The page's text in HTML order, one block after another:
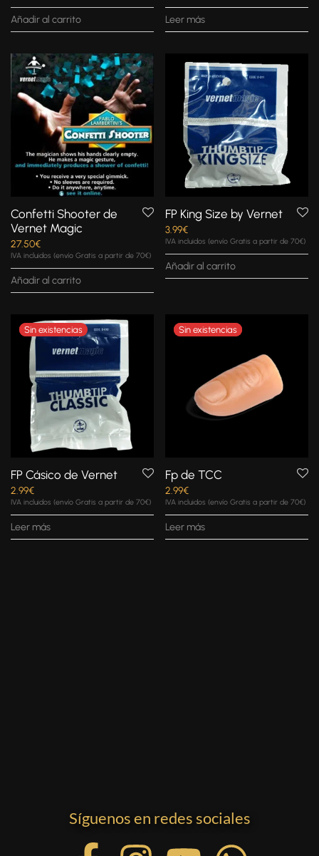
Añadir al carrito Leer más
Confetti Shooter de
Vernet Magic
27.50€
IVA incluidos (envío Gratis a partir de 70€)
Añadir al carrito
FP King Size by Vernet
3.99€
IVA incluidos (envío Gratis a partir de 70€)
Añadir al carrito
FP Cásico de Vernet
2.99€
IVA incluidos (envío Gratis a partir de 70€)
Leer más
Fp de TCC
2.99€
IVA incluidos (envío Gratis a partir de 70€)
Leer más
Síguenos en redes sociales